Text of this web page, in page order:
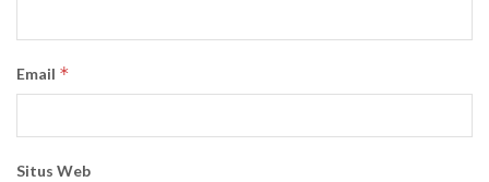
Email *
Situs Web